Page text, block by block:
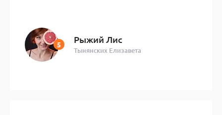
Рыжий Лис
Тынянских Елизавета